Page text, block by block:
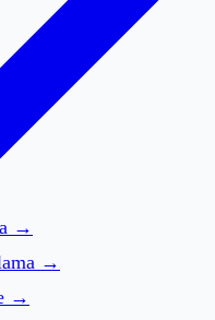
→
→
→